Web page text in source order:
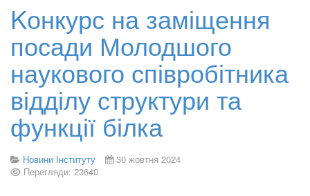
Kонкурс на заміщення
посади Молодшого
наукового співробітника
відділу структури та
функції білка
Новини Інституту
30 жовтня 2024
Перегляди: 23640